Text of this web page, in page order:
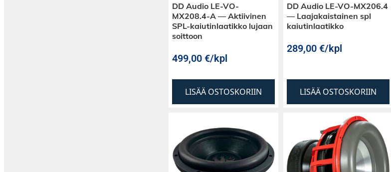
DD Audio LE-VO-
MX208.4-A — Aktiivinen
SPL-kaiutinlaatikko lujaan
soittoon
499,00 €/kpl
LISÄÄ OSTOSKORIIN
DD Audio LE-VO-MX206.4
— Laajakaistainen spl
kaiutinlaatikko
289,00 €/kpl
LISÄÄ OSTOSKORIIN